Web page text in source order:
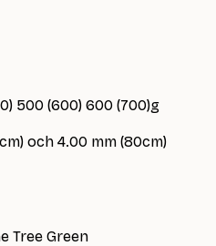
500 (600) 600 (700)g
och 4.00 mm (80cm)
Tree Green